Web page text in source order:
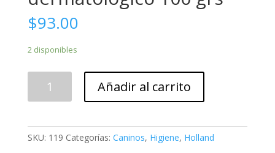
$93.00
2 disponibles
dermatológico
grs
Añadir al carrito
SKU: 119 Categorías: Caninos, Higiene, Holland